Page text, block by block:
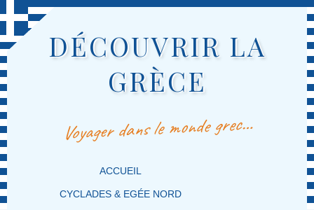
DÉCOUVRIR LA
GRÈCE
Voyager dans le monde grec…
MENU PRINCIPAL
MASQUER LA NAVIGATION PRINCIPALE
MASQUER LA NAVIGATION SECONDAIRE
ACCUEIL
CYCLADES & EGÉE NORD